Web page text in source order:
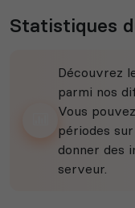
Statistiques
Découvrez
parmi nos
Vous
périodes
donner des
serveur.